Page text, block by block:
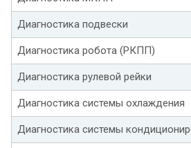
Диагностика подвески
Диагностика робота (РКПП)
Диагностика рулевой рейки
Диагностика системы охлаждения
Диагностика системы